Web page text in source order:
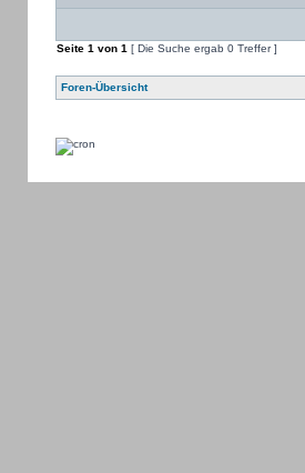
Seite 1 von 1 [ Die Suche ergab 0 Treffer ]
Foren-Übersicht